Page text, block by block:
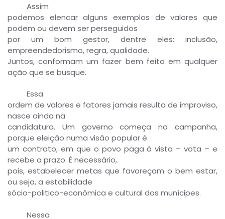
Assim
podemos elencar alguns exemplos de valores que
podem ou devem ser perseguidos
por um bom gestor, dentre eles: inclusão,
empreendedorismo, regra, qualidade.
Juntos, conformam um fazer bem feito em qualquer
ação que se busque.
Essa
ordem de valores e fatores jamais resulta de improviso,
nasce ainda na
candidatura. Um governo começa na campanha,
porque eleição numa visão popular é
um contrato, em que o povo paga à vista – vota – e
recebe a prazo. É necessário,
pois, estabelecer metas que favoreçam o bem estar,
ou seja, a estabilidade
sócio-politico-econômica e cultural dos munícipes.
Nessa